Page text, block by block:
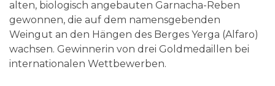
alten, biologisch angebauten Garnacha-Reben
gewonnen, die auf dem namensgebenden
Weingut an den Hängen des Berges Yerga (Alfaro)
wachsen. Gewinnerin von drei Goldmedaillen bei
internationalen Wettbewerben.